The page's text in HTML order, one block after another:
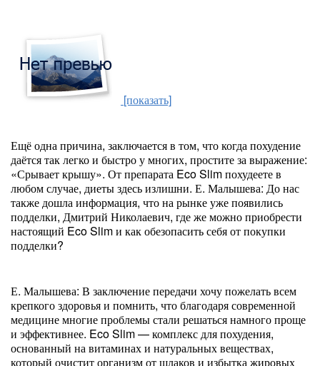
[показать]
Ещё одна причина, заключается в том, что когда похудение
даётся так легко и быстро у многих, простите за выражение:
«Срывает крышу». От препарата Eco Slim похудеете в
любом случае, диеты здесь излишни. Е. Малышева: До нас
также дошла информация, что на рынке уже появились
подделки, Дмитрий Николаевич, где же можно приобрести
настоящий Eco Slim и как обезопасить себя от покупки
подделки?
Е. Малышева: В заключение передачи хочу пожелать всем
крепкого здоровья и помнить, что благодаря современной
медицине многие проблемы стали решаться намного проще
и эффективнее. Eco Slim — комплекс для похудения,
основанный на витаминах и натуральных веществах,
который очистит организм от шлаков и избытка жировых